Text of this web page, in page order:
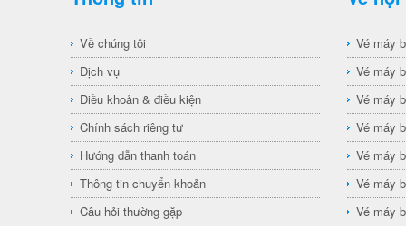
Về chúng tôi
Dịch vụ
Điều khoản & điều kiện
Chính sách riêng tư
Hướng dẫn thanh toán
Thông tin chuyển khoản
Câu hỏi thường gặp
Vé máy
Vé máy
Vé máy
Vé máy
Vé máy
Vé máy
Vé máy